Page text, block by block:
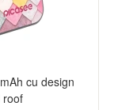
cu design
roof